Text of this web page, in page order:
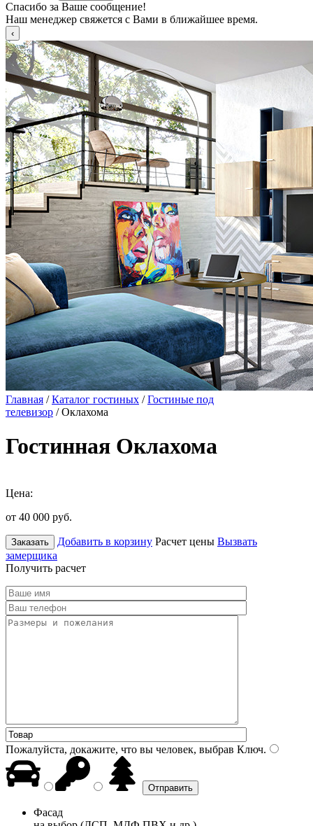
Спасибо за Ваше сообщение!
Наш менеджер свяжется с Вами в ближайшее время.
Главная /Каталог гостиных /Гостиные под
телевизор / Оклахома
Гостинная Оклахома
Цена:
от 40 000 руб.
Заказать Добавить в корзину Расчет цены Вызвать
замерщика
Получить расчет
Пожалуйста, докажите, что вы человек, выбрав Ключ.
Фасад